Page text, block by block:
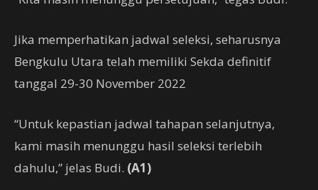
Jika memperhatikan jadwal seleksi, seharusnya
Bengkulu Utara telah memiliki Sekda definitif
tanggal 29-30 November 2022
“Untuk kepastian jadwal tahapan selanjutnya,
kami masih menunggu hasil seleksi terlebih
dahulu,” jelas Budi. (A1)